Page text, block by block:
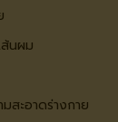
นผม
ะอาดร่างกาย